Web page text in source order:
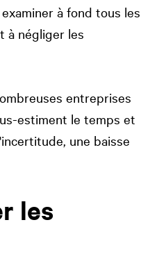
à fond tous les
à négliger les
entreprises
estiment le temps et
une baisse
les